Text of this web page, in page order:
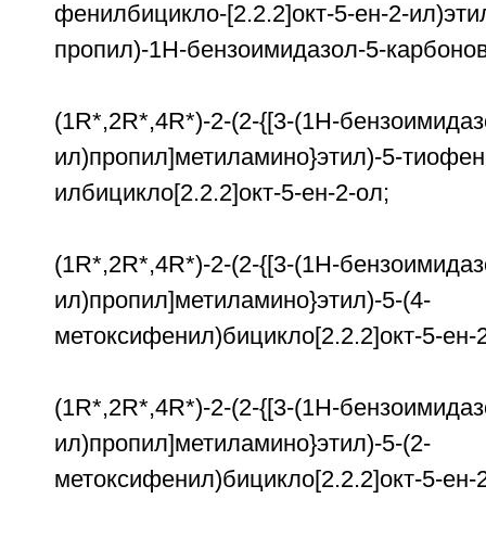
фенилбицикло-[2.2.2]окт-5-ен-2-
пропил)-1Н-бензоимидазол-5-
(1R*,2R*,4R*)-2-(2-{[3-(1Н-
ил)пропил]метиламино}этил)-5-
илбицикло[2.2.2]окт-5-ен-2-ол;
(1R*,2R*,4R*)-2-(2-{[3-(1Н-
ил)пропил]метиламино}этил)-5-(4-
метоксифенил)бицикло[2.2.2]окт-5-ен-
(1R*,2R*,4R*)-2-(2-{[3-(1Н-
ил)пропил]метиламино}этил)-5-(2-
метоксифенил)бицикло[2.2.2]окт-5-ен-